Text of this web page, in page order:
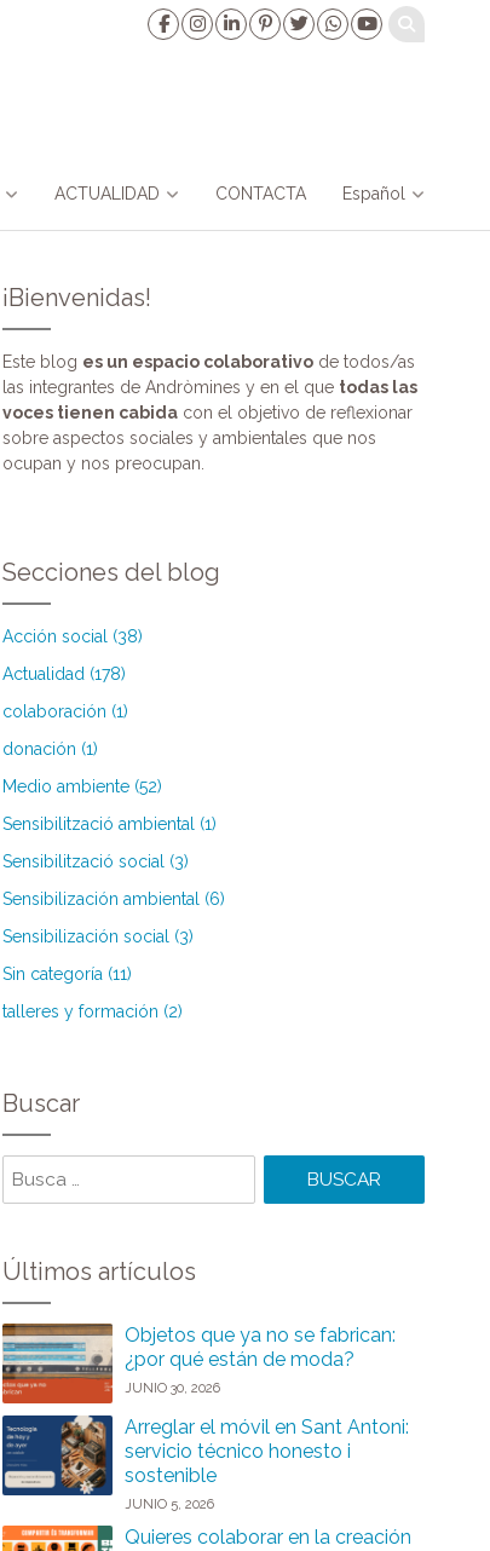
ACTUALIDAD CONTACTA Español
¡Bienvenidas!
Este blog es un espacio colaborativode todos/as
las integrantes de Andròmines y en el que todas las
voces tienen cabidacon el objetivo de reflexionar
sobre aspectos sociales y ambientales que nos
ocupan y nos preocupan.
Secciones del blog
Acción social (38)
Actualidad (178)
colaboración (1)
donación (1)
Medio ambiente (52)
Sensibilització ambiental (1)
Sensibilització social (3)
Sensibilización ambiental (6)
Sensibilización social (3)
Sin categoría (11)
talleres y formación (2)
Buscar
Últimos artículos
Objetos que ya no se fabrican:
¿por qué están de moda?
JUNIO 30, 2026
Arreglar el móvil en Sant Antoni:
servicio técnico honesto i
sostenible
JUNIO 5, 2026
Quieres colaborar en la creación